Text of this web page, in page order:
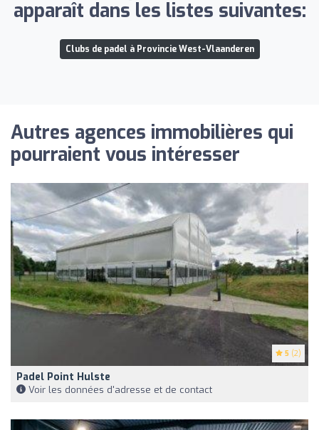
apparaît dans les listes suivantes:
Clubs de padel à Provincie West-Vlaanderen
Autres agences immobilières qui
pourraient vous intéresser
5 (2)
Padel Point Hulste
Voir les données d'adresse et de contact